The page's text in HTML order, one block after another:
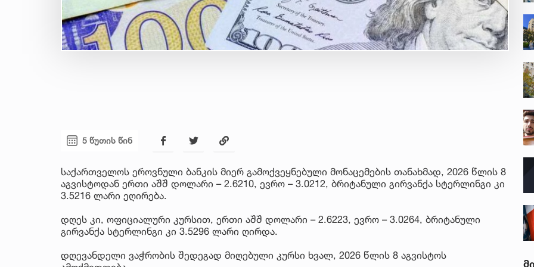
5 წუთის წინ
საქართველოს ეროვნული ბანკის მიერ გამოქვეყნებული მონაცემების თანახმად, 2026 წლის 8
აგვისტოდან ერთი აშშ დოლარი – 2.6210, ევრო – 3.0212, ბრიტანული გირვანქა სტერლინგი კი
3.5216 ლარი ეღირება.
დღეს კი, ოფიციალური კურსით, ერთი აშშ დოლარი – 2.6223, ევრო – 3.0264, ბრიტანული
გირვანქა სტერლინგი კი 3.5296 ლარი ღირდა.
დღევანდელი ვაჭრობის შედეგად მიღებული კურსი ხვალ, 2026 წლის 8 აგვისტოს